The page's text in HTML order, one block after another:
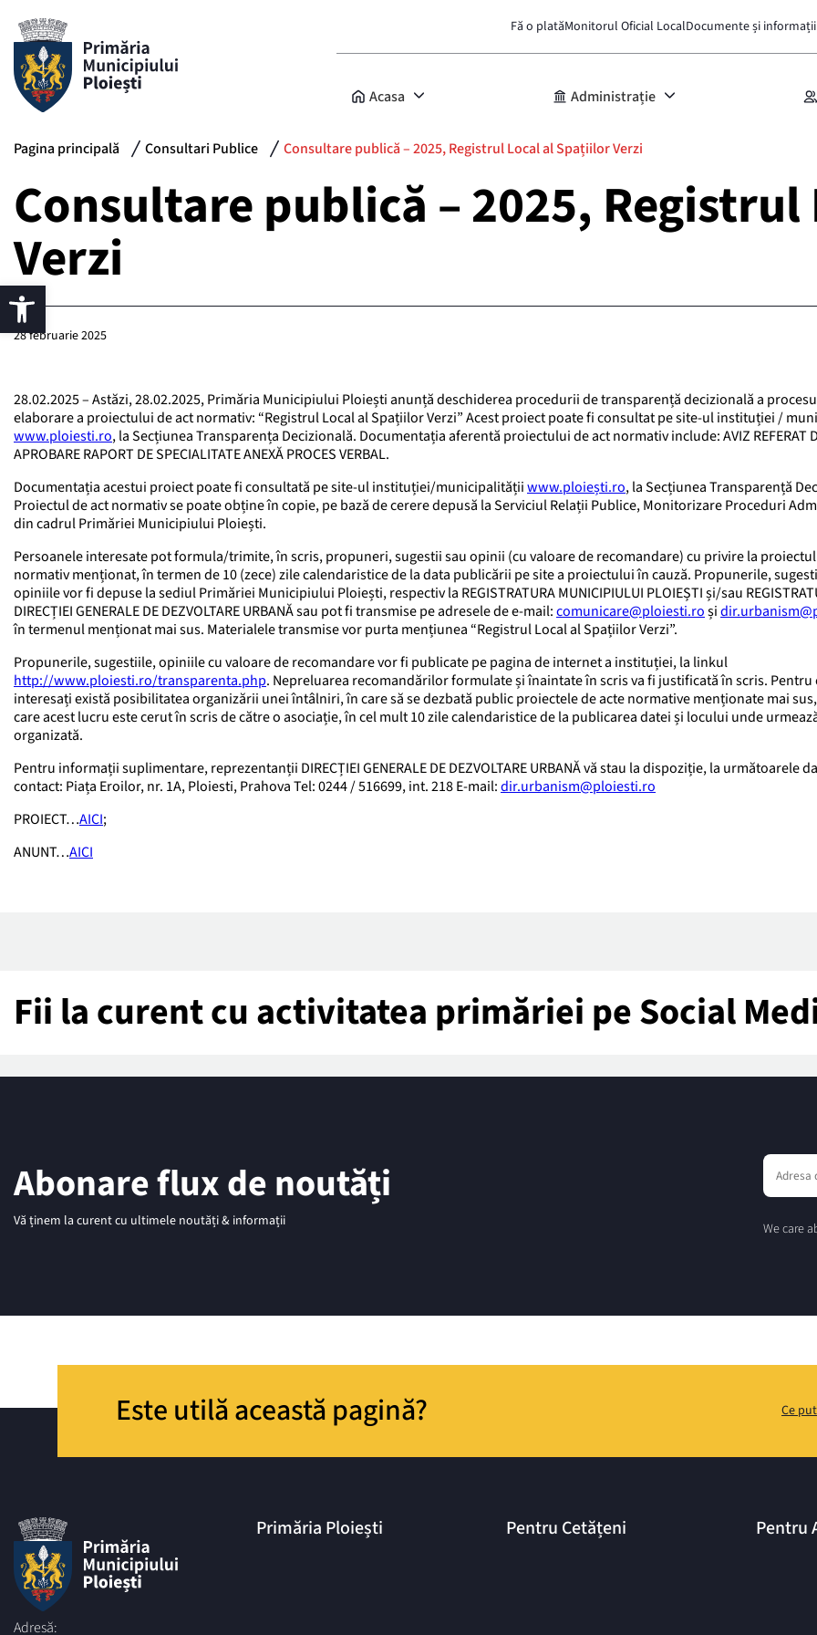
Fă o platăMonitorul Oficial LocalDocumente și
Acasa Administrație
Pagina principală Consultari Publice Consultare publică – 2025, Registrul Local al Spațiilor Verzi
Consultare publică – 2025,
Verzi
28 februarie 2025
28.02.2025 – Astăzi, 28.02.2025, Primăria Municipiului Ploiești anunță deschiderea procedurii de transparență decizională a
elaborare a proiectului de act normativ: “Registrul Local al Spațiilor Verzi” Acest proiect poate fi consultat pe site-ul instituției /
www.ploiesti.ro, la Secțiunea Transparența Decizională. Documentația aferentă proiectului de act normativ include: AVIZ REFERAT
APROBARE RAPORT DE SPECIALITATE ANEXĂ PROCES VERBAL.
Documentația acestui proiect poate fi consultată pe site-ul instituției/municipalitățiiwww.ploiești.ro, la Secțiunea Transparență
Proiectul de act normativ se poate obține în copie, pe bază de cerere depusă la Serviciul Relații Publice, Monitorizare Proceduri
din cadrul Primăriei Municipiului Ploiești.
Persoanele interesate pot formula/trimite, în scris, propuneri, sugestii sau opinii (cu valoare de recomandare) cu privire la
normativ menționat, în termen de 10 (zece) zile calendaristice de la data publicării pe site a proiectului în cauză. Propunerile,
opiniile vor fi depuse la sediul Primăriei Municipiului Ploiești, respectiv la REGISTRATURA MUNICIPIULUI PLOIEȘTI și/sau
DIRECȚIEI GENERALE DE DEZVOLTARE URBANĂ sau pot fi transmise pe adresele de e-mail:comunicare@ploiesti.roși
în termenul menționat mai sus. Materialele transmise vor purta mențiunea “Registrul Local al Spațiilor Verzi”.
Propunerile, sugestiile, opiniile cu valoare de recomandare vor fi publicate pe pagina de internet a instituției, la linkul
http://www.ploiesti.ro/transparenta.php. Nepreluarea recomandărilor formulate și înaintate în scris va fi justificată în scris. Pentru
interesați există posibilitatea organizării unei întâlniri, în care să se dezbată public proiectele de acte normative menționate mai
care acest lucru este cerut în scris de către o asociație, în cel mult 10 zile calendaristice de la publicarea datei și locului unde
organizată.
Pentru informații suplimentare, reprezentanții DIRECȚIEI GENERALE DE DEZVOLTARE URBANĂ vă stau la dispoziție, la următoarele
contact: Piața Eroilor, nr. 1A, Ploiesti, Prahova Tel: 0244 / 516699, int. 218 E-mail:dir.urbanism@ploiesti.ro
PROIECT…AICI;
ANUNT…AICI
Fii la curent cu activitatea primăriei pe Social
Abonare flux de noutăți
Vă ținem la curent cu ultimele noutăți & informații We care
Este utilă această pagină? Ce
Adresă:
Primăria Ploiești Pentru Cetățeni Pentru